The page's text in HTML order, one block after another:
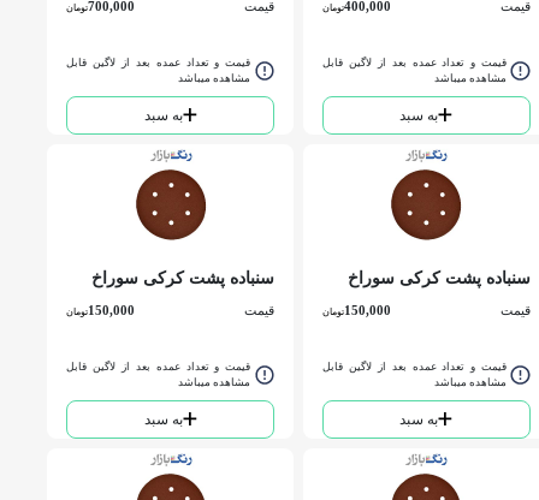
قیمت 400,000تومان
قیمت و تعداد عمده بعد از لاگین قابل
مشاهده میباشد
به سبد
قیمت 700,000تومان
قیمت و تعداد عمده بعد از لاگین قابل
مشاهده میباشد
به سبد
سنباده پشت کرکی سوراخ
قیمت 150,000تومان
قیمت و تعداد عمده بعد از لاگین قابل
مشاهده میباشد
به سبد
سنباده پشت کرکی سوراخ
قیمت 150,000تومان
قیمت و تعداد عمده بعد از لاگین قابل
مشاهده میباشد
به سبد